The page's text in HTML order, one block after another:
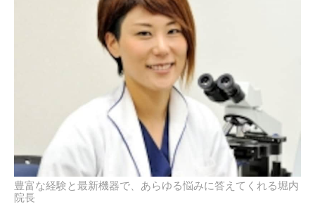
豊富な経験と最新機器で、あらゆる悩みに答えてくれる堀内
院長